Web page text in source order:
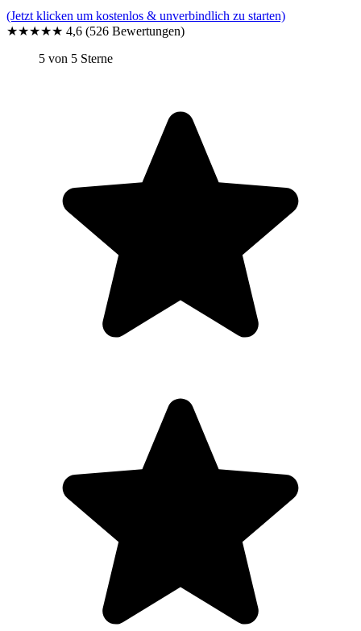
(Jetzt klicken um kostenlos & unverbindlich zu starten)
★★★★★ 4,6 (526 Bewertungen)
5 von 5 Sterne